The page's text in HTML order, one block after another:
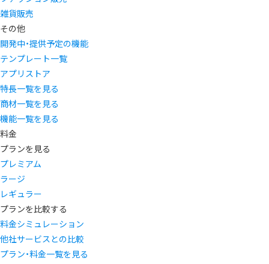
雑貨販売
その他
開発中・提供予定の機能
テンプレート一覧
アプリストア
特長一覧を見る
商材一覧を見る
機能一覧を見る
料金
プランを見る
プレミアム
ラージ
レギュラー
プランを比較する
料金シミュレーション
他社サービスとの比較
プラン・料金一覧を見る